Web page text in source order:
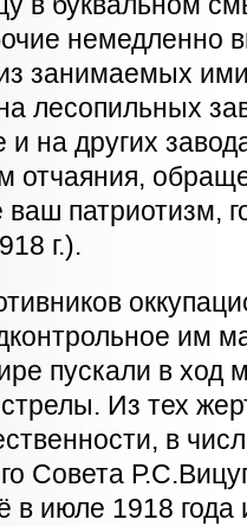
немедленно
занимаемых
лесопильных
и на других
отчаяния,
ваш патриотизм,
г.).
им
пускали в ход
Из тех
в
Совета
июле 1918 года